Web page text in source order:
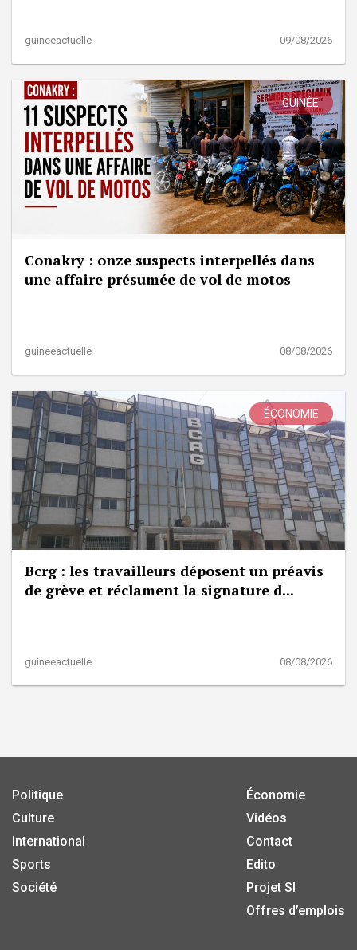
guineeactuelle 09/08/2026
GUINÉE
Conakry : onze suspects interpellés dans
une affaire présumée de vol de motos
guineeactuelle 08/08/2026
ÉCONOMIE
Bcrg : les travailleurs déposent un préavis
de grève et réclament la signature d...
guineeactuelle 08/08/2026
Politique
Culture
International
Sports
Société
Économie
Vidéos
Contact
Edito
Projet SI
Offres d’emplois